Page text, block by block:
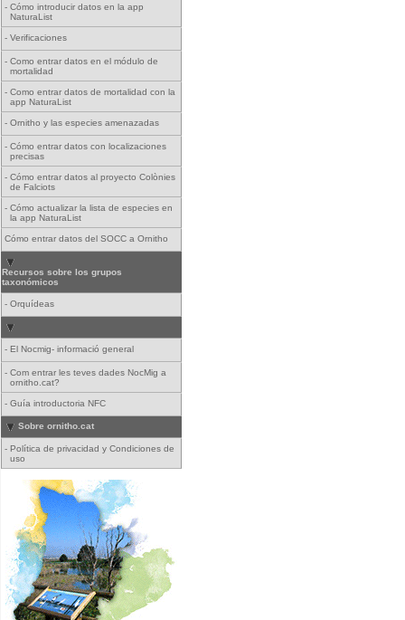
- Cómo introducir datos en la app
NaturaList
- Verificaciones
- Como entrar datos en el módulo de
mortalidad
- Como entrar datos de mortalidad con la
app NaturaList
- Ornitho y las especies amenazadas
- Cómo entrar datos con localizaciones
precisas
- Cómo entrar datos al proyecto Colònies
de Falciots
- Cómo actualizar la lista de especies en
la app NaturaList
Cómo entrar datos del SOCC a Ornitho
Recursos sobre los grupos
taxonómicos
- Orquídeas
- El Nocmig- informació general
- Com entrar les teves dades NocMig a
ornitho.cat?
- Guía introductoria NFC
Sobre ornitho.cat
- Política de privacidad y Condiciones de
uso